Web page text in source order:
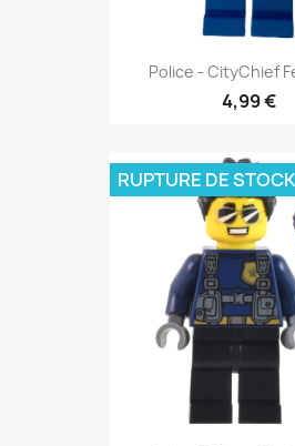
Police - CityChief
4,99 €
RUPTURE DE STOCK